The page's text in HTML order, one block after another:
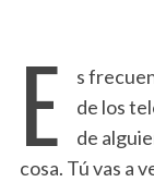
E
s
de los
de
cosa. Tú vas a